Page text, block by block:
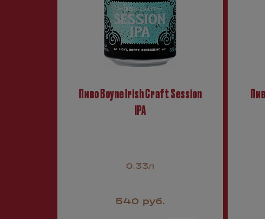
Пиво Boyne Irish Craft Session
IPA
0.33л
540 руб.